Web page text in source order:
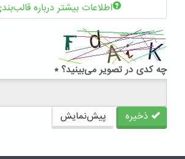
اطلاعات بیشتر درباره
چه کدی در تصویر می‌بینید؟ *
ذخیره پیش‌نمایش